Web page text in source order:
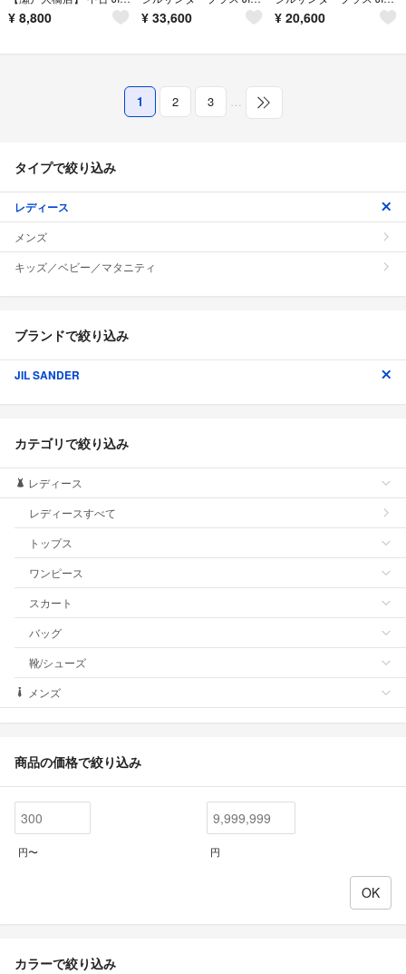
¥ 8,800 ¥ 33,600 ¥ 20,600
1 2 3 …
タイプで絞り込み
レディース
メンズ
キッズ／ベビー／マタニティ
ブランドで絞り込み
JIL SANDER
カテゴリで絞り込み
レディース
レディースすべて
トップス
ワンピース
スカート
バッグ
靴/シューズ
メンズ
商品の価格で絞り込み
円〜 円
カラーで絞り込み